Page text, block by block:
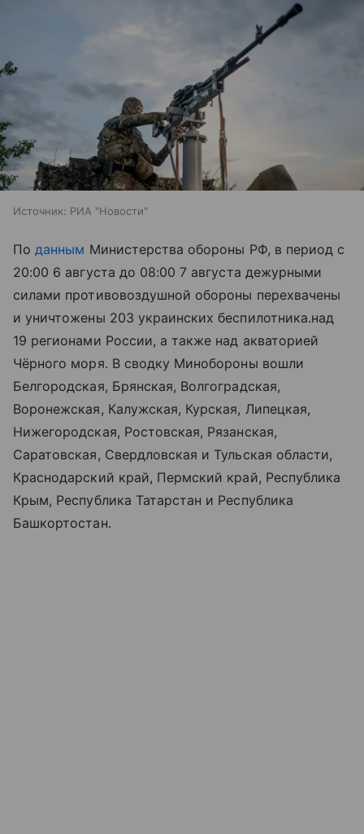
Источник: РИА "Новости"
Поданным Министерства обороны РФ, в период с
20:00 6 августа до 08:00 7 августа дежурными
силами противовоздушной обороны перехвачены
и уничтожены 203 украинских беспилотника.над
19 регионами России, а также над акваторией
Чёрного моря. В сводку Минобороны вошли
Белгородская, Брянская, Волгоградская,
Воронежская, Калужская, Курская, Липецкая,
Нижегородская, Ростовская, Рязанская,
Саратовская, Свердловская и Тульская области,
Краснодарский край, Пермский край, Республика
Крым, Республика Татарстан и Республика
Башкортостан.